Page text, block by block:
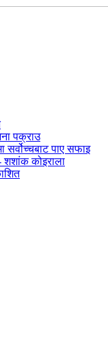
पक्राउ
सर्वोच्चबाट पाए सफाइ
शशांक कोइराला